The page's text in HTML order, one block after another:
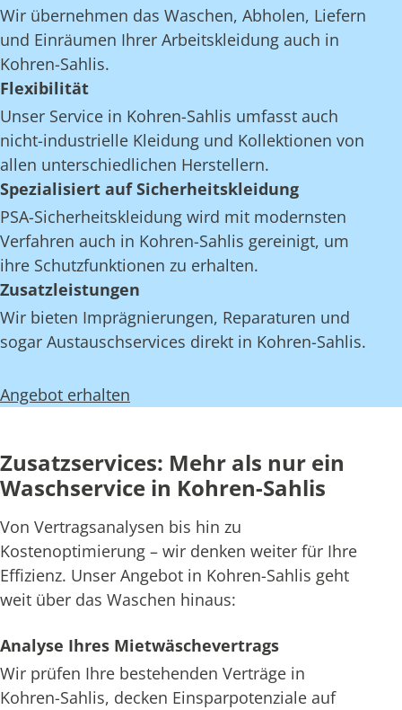
Wir übernehmen das Waschen, Abholen, Liefern
und Einräumen Ihrer Arbeitskleidung auch in
Kohren-Sahlis.
Flexibilität
Unser Service in Kohren-Sahlis umfasst auch
nicht-industrielle Kleidung und Kollektionen von
allen unterschiedlichen Herstellern.
Spezialisiert auf Sicherheitskleidung
PSA-Sicherheitskleidung wird mit modernsten
Verfahren auch in Kohren-Sahlis gereinigt, um
ihre Schutzfunktionen zu erhalten.
Zusatzleistungen
Wir bieten Imprägnierungen, Reparaturen und
sogar Austauschservices direkt in Kohren-Sahlis.
Angebot erhalten
Zusatzservices: Mehr als nur ein
Waschservice in Kohren-Sahlis
Von Vertragsanalysen bis hin zu
Kostenoptimierung – wir denken weiter für Ihre
Effizienz. Unser Angebot in Kohren-Sahlis geht
weit über das Waschen hinaus:
Analyse Ihres Mietwäschevertrags
Wir prüfen Ihre bestehenden Verträge in
Kohren-Sahlis, decken Einsparpotenziale auf